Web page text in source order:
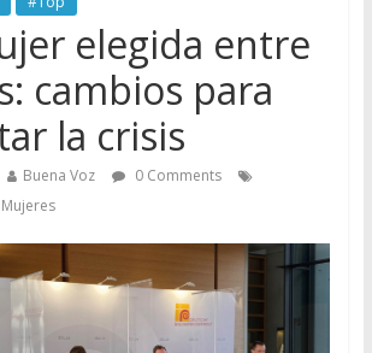
elegida entre
cambios para
la crisis
Buena Voz
0 Comments
Mujeres